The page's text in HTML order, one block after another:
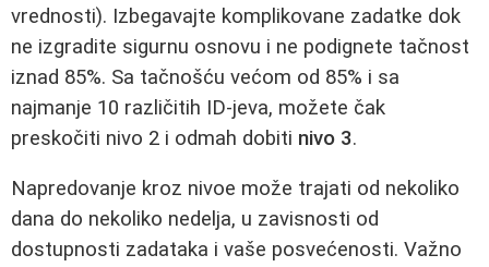
vrednosti). Izbegavajte komplikovane zadatke dok
ne izgradite sigurnu osnovu i ne podignete tačnost
iznad 85%. Sa tačnošću većom od 85% i sa
najmanje 10 različitih ID-jeva, možete čak
preskočiti nivo 2 i odmah dobiti nivo 3.
Napredovanje kroz nivoe može trajati od nekoliko
dana do nekoliko nedelja, u zavisnosti od
dostupnosti zadataka i vaše posvećenosti. Važno